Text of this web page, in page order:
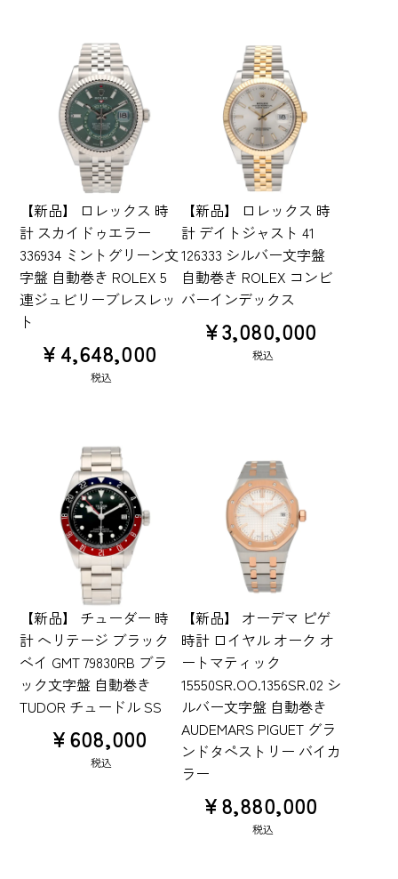
【新品】 ロレックス 時
計 スカイドゥエラー
336934 ミントグリーン文
字盤 自動巻き ROLEX 5
連ジュビリーブレスレッ
ト
¥ 4,648,000
税込
【新品】 ロレックス 時
計 デイトジャスト 41
126333 シルバー文字盤
自動巻き ROLEX コンビ
バーインデックス
¥3,080,000
税込
【新品】 チューダー 時
計 ヘリテージ ブラック
ベイ GMT 79830RB ブラ
ック文字盤 自動巻き
TUDOR チュードル SS
¥608,000
税込
【新品】 オーデマ ピゲ
時計 ロイヤル オーク オ
ートマティック
15550SR.OO.1356SR.02 シ
ルバー文字盤 自動巻き
AUDEMARS PIGUET グラ
ンドタペストリー バイカ
ラー
¥8,880,000
税込